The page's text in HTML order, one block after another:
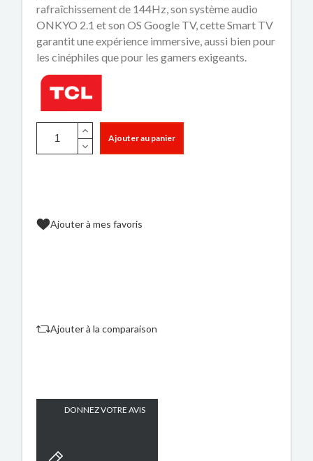
rafraîchissement de 144Hz, son système audio
ONKYO 2.1 et son OS Google TV, cette Smart TV
garantit une expérience immersive, aussi bien pour
les cinéphiles que pour les gamers exigeants.
Ajouter au panier
Ajouter à mes favoris
Ajouter à la comparaison
DONNEZ VOTRE AVIS